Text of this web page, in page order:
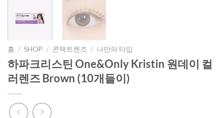
홈 / SHOP / 콘택트렌즈 / 나만의 타입
하파크리스틴 One&Only Kristin 원데이 컬
러렌즈 Brown (10개들이)